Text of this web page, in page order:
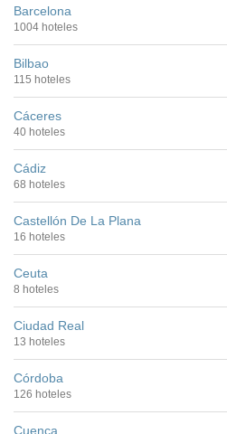
Barcelona
1004 hoteles
Bilbao
115 hoteles
Cáceres
40 hoteles
Cádiz
68 hoteles
Castellón De La Plana
16 hoteles
Ceuta
8 hoteles
Ciudad Real
13 hoteles
Córdoba
126 hoteles
Cuenca